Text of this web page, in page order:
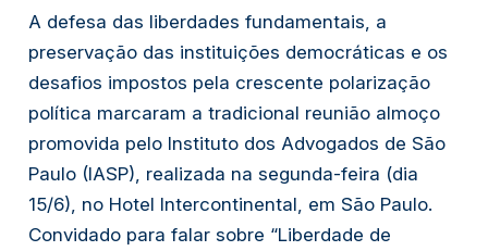
A defesa das liberdades fundamentais, a
preservação das instituições democráticas e os
desafios impostos pela crescente polarização
política marcaram a tradicional reunião almoço
promovida pelo Instituto dos Advogados de São
Paulo (IASP), realizada na segunda-feira (dia
15/6), no Hotel Intercontinental, em São Paulo.
Convidado para falar sobre “Liberdade de